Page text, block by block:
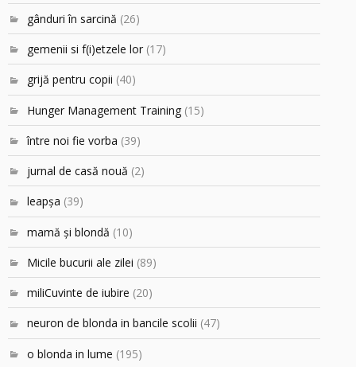
gânduri în sarcină (26)
gemenii si f(i)etzele lor (17)
grijă pentru copii (40)
Hunger Management Training (15)
între noi fie vorba (39)
jurnal de casă nouă (2)
leapşa (39)
mamă şi blondă (10)
Micile bucurii ale zilei (89)
miliCuvinte de iubire (20)
neuron de blonda in bancile scolii (47)
o blonda in lume (195)